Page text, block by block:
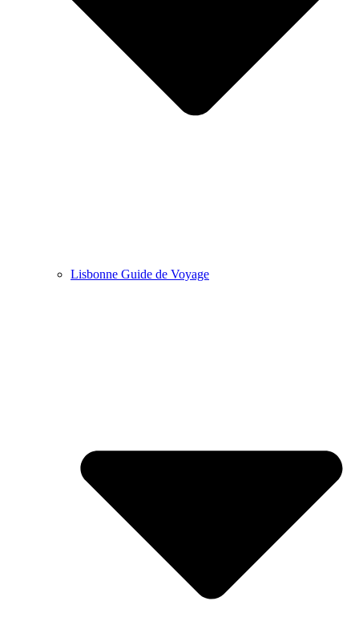
Lisbonne Guide de Voyage